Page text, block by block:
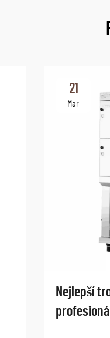
21
Mar
Nejlepší